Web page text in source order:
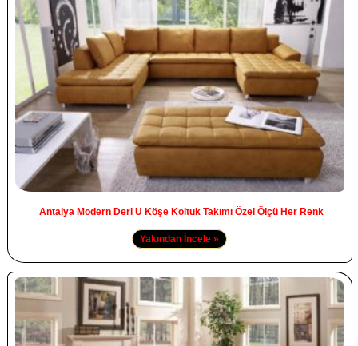
Antalya Modern Deri U Köşe Koltuk Takımı Özel Ölçü Her Renk
Yakından İncele »